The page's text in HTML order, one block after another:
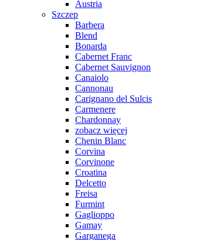
Austria
Szczep
Barbera
Blend
Bonarda
Cabernet Franc
Cabernet Sauvignon
Canaiolo
Cannonau
Carignano del Sulcis
Carmenere
Chardonnay
zobacz więcej
Chenin Blanc
Corvina
Corvinone
Croatina
Delcetto
Freisa
Furmint
Gaglioppo
Gamay
Garganega